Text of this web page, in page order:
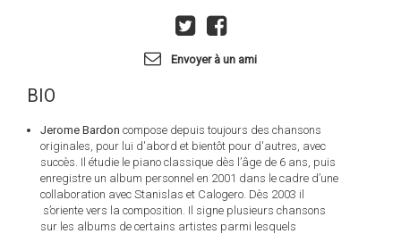
Envoyer à un ami
BIO
Jerome Bardon compose depuis toujours des chansons
originales, pour lui d'abord et bientôt pour d'autres, avec
succès. Il étudie le piano classique dès l’âge de 6 ans, puis
enregistre un album personnel en 2001 dans le cadre d’une
collaboration avec Stanislas et Calogero. Dès 2003 il
s’oriente vers la composition. Il signe plusieurs chansons
sur les albums de certains artistes parmi lesquels